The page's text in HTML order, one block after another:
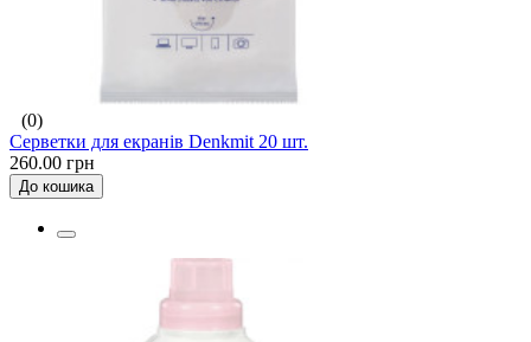
(0)
Серветки для екранів Denkmit 20 шт.
260.00 грн
До кошика